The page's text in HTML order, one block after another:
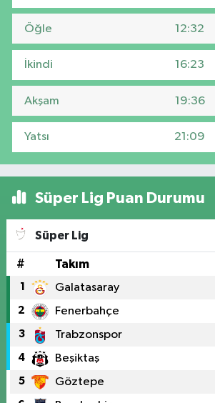
Öğle 12:32
İkindi 16:23
Akşam 19:36
Yatsı 21:09
Süper Lig Puan Durumu
Süper Lig
# Takım
1 Galatasaray
2 Fenerbahçe
3 Trabzonspor
4 Beşiktaş
5 Göztepe